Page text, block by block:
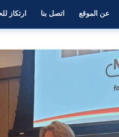
عن الموقع اتصل بنا ارتكاز